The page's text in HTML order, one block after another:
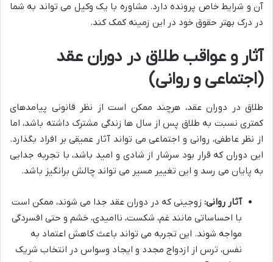
آن و شرایط خاص پرونده دارد. مشاوره با یک وکیل می تواند به شما
در درک بهتر حقوق خود در این زمینه کمک کند.
آثار و عواقب طلاق در دوران عقد
(اجتماعی و روانی)
طلاق در دوران عقد، هرچند ممکن است از نظر قانونی پیامدهای
کمتری نسبت به طلاق پس از سال ها زندگی مشترک داشته باشد، اما
از نظر عاطفی، روانی و اجتماعی می تواند آثار عمیقی بر افراد بگذارد.
این دوران که قرار بود سرشار از شادی و امید باشد، با تجربه جدایی
به پایان می رسد و این تغییر مسیر می تواند چالش برانگیز باشد.
آثار روانی: زوجینی که در دوران عقد جدا می شوند، ممکن است
با احساساتی مانند غم، شکست، ناامیدی، خشم و حتی افسردگی
مواجه شوند. این تجربه می تواند باعث کاهش اعتماد به
نفس، ترس از ازدواج مجدد و ایجاد وسواس در انتخاب شریک